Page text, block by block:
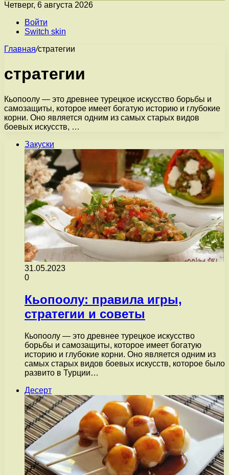
Четверг, 6 августа 2026
Войти
Switch skin
Главная/стратегии
стратегии
Кьопоолу — это древнее турецкое искусство борьбы и
самозащиты, которое имеет богатую историю и глубокие
корни. Оно является одним из самых старых видов
боевых искусств, …
Закуски
31.05.2023
0
Кьопоолу: правила игры,
стратегии и советы
Кьопоолу — это древнее турецкое искусство
борьбы и самозащиты, которое имеет богатую
историю и глубокие корни. Оно является одним из
самых старых видов боевых искусств, которое было
развито в Турции…
Десерт